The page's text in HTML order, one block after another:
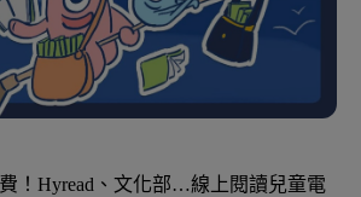
！Hyread、文化部…線上閱讀兒童電